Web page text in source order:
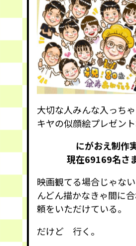
大切な人みんな入っち
キヤの似顔絵プレゼント
にがおえ制作
現在69169名さ
映画観てる場合じゃな
んどん描かなきゃ間に
頼をいただけている。
だけど 行く。